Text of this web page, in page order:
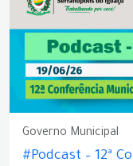
Governo Municipal
#Podcast – 12ª